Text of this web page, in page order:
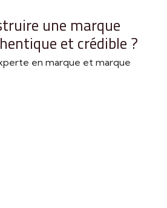
une marque
et crédible ?
en marque et marque